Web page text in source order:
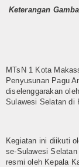
Ekstra Kurikuler
Multi Media
Gallery
Keterangan
MTsN 1 Kota
Penyusunan Pagu
diselenggarakan
Sulawesi Selatan di
Kegiatan ini diikuti
se-Sulawesi
resmi oleh Kepala